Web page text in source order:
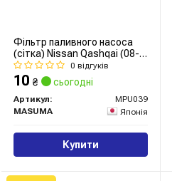
Фільтр паливного насоса
(сітка) Nissan Qashqai (08-
13) (MPU-039) MASUMA
0 відгуків
10 ₴ сьогодні
Артикул:
MPU039
MASUMA
Японія
Купити